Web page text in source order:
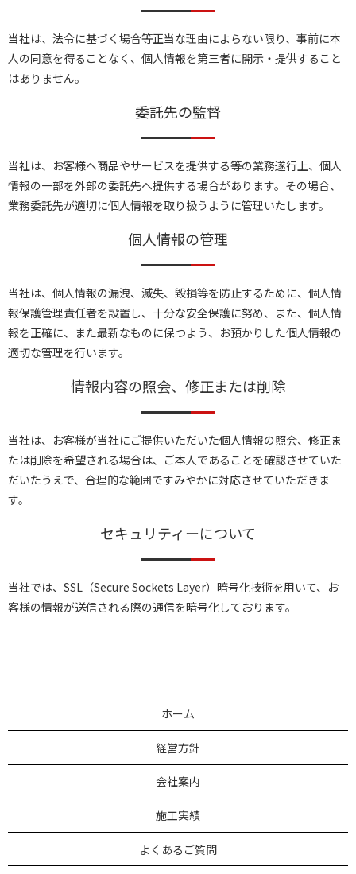
当社は、法令に基づく場合等正当な理由によらない限り、事前に本
人の同意を得ることなく、個人情報を第三者に開示・提供すること
はありません。
委託先の監督
当社は、お客様へ商品やサービスを提供する等の業務遂行上、個人
情報の一部を外部の委託先へ提供する場合があります。その場合、
業務委託先が適切に個人情報を取り扱うように管理いたします。
個人情報の管理
当社は、個人情報の漏洩、滅失、毀損等を防止するために、個人情
報保護管理責任者を設置し、十分な安全保護に努め、また、個人情
報を正確に、また最新なものに保つよう、お預かりした個人情報の
適切な管理を行います。
情報内容の照会、修正または削除
当社は、お客様が当社にご提供いただいた個人情報の照会、修正ま
たは削除を希望される場合は、ご本人であることを確認させていた
だいたうえで、合理的な範囲ですみやかに対応させていただきま
す。
セキュリティーについて
当社では、SSL（Secure Sockets Layer）暗号化技術を用いて、お
客様の情報が送信される際の通信を暗号化しております。
ホーム
経営方針
会社案内
施工実績
よくあるご質問